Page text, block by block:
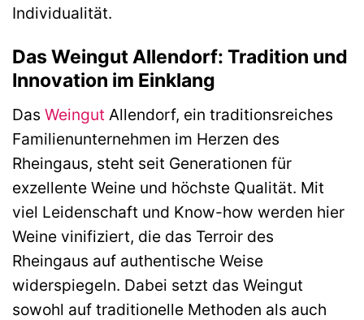
Individualität.
Das Weingut Allendorf: Tradition und
Innovation im Einklang
Das Weingut Allendorf, ein traditionsreiches
Familienunternehmen im Herzen des
Rheingaus, steht seit Generationen für
exzellente Weine und höchste Qualität. Mit
viel Leidenschaft und Know-how werden hier
Weine vinifiziert, die das Terroir des
Rheingaus auf authentische Weise
widerspiegeln. Dabei setzt das Weingut
sowohl auf traditionelle Methoden als auch